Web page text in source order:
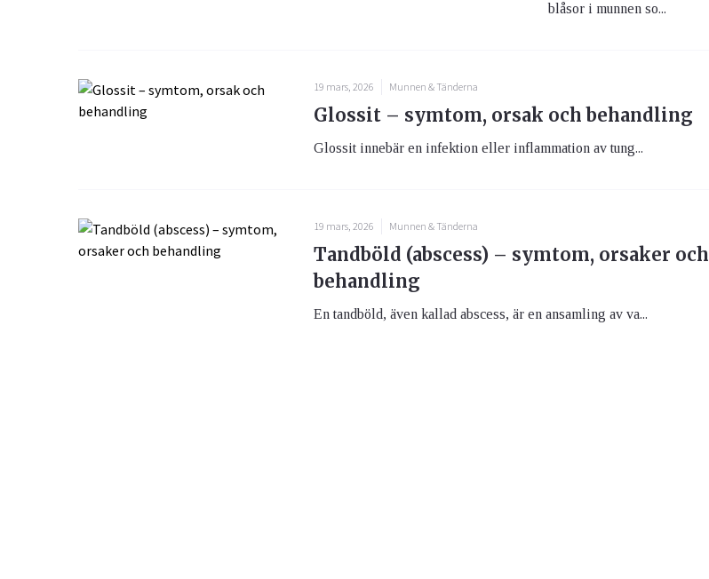
blåsor i munnen so...
19 mars, 2026 Munnen & Tänderna
Glossit – symtom, orsak och behandling
Glossit innebär en infektion eller inflammation av tung...
19 mars, 2026 Munnen & Tänderna
Tandböld (abscess) – symtom, orsaker och
behandling
En tandböld, även kallad abscess, är en ansamling av va...